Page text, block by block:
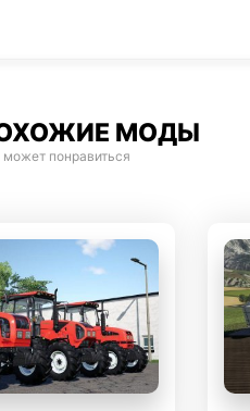
МОДЫ
понравиться